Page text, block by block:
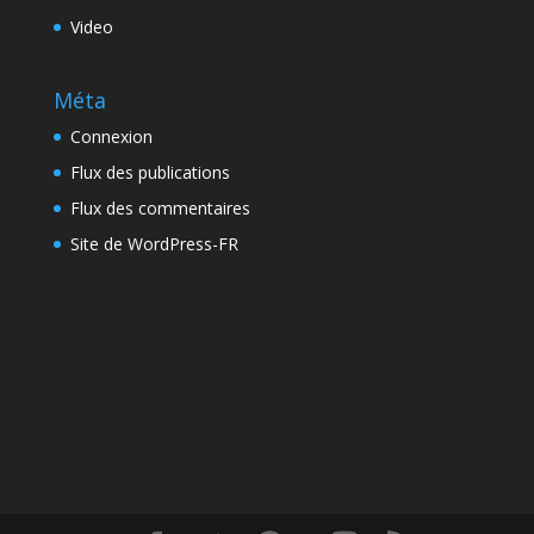
Video
Méta
Connexion
Flux des publications
Flux des commentaires
Site de WordPress-FR